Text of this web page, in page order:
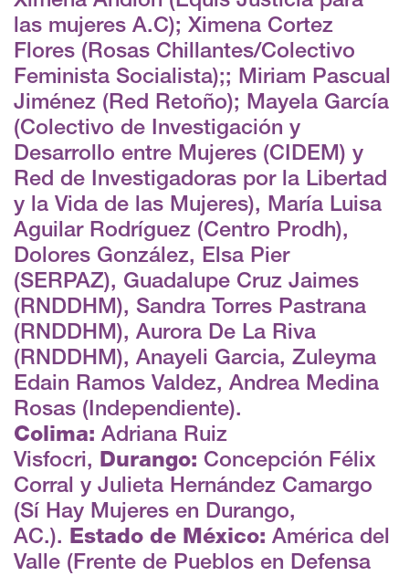
las mujeres A.C); Ximena Cortez
Flores (Rosas Chillantes/Colectivo
Feminista Socialista);; Miriam Pascual
Jiménez (Red Retoño); Mayela García
(Colectivo de Investigación y
Desarrollo entre Mujeres (CIDEM) y
Red de Investigadoras por la Libertad
y la Vida de las Mujeres), María Luisa
Aguilar Rodríguez (Centro Prodh),
Dolores González, Elsa Pier
(SERPAZ), Guadalupe Cruz Jaimes
(RNDDHM), Sandra Torres Pastrana
(RNDDHM), Aurora De La Riva
(RNDDHM), Anayeli Garcia, Zuleyma
Edain Ramos Valdez, Andrea Medina
Rosas (Independiente).
Colima: Adriana Ruiz
Visfocri, Durango: Concepción Félix
Corral y Julieta Hernández Camargo
(Sí Hay Mujeres en Durango,
AC.). Estado de México: América del
Valle (Frente de Pueblos en Defensa